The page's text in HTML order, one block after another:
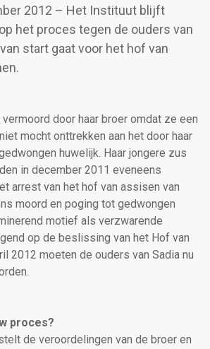
2012 – Het Instituut blijft
het proces tegen de ouders van
start gaat voor het hof van
door haar broer omdat ze een
mocht onttrekken aan het door haar
huwelijk. Haar jongere zus
in december 2011 eveneens
arrest van het hof van assisen van
moord en poging tot gedwongen
motief als verzwarende
op de beslissing van het Hof van
2012 moeten de ouders van Sadia nu
proces?
de veroordelingen van de broer en